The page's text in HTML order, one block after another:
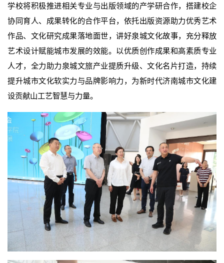
学校将积极推进相关专业与出版领域的产学研合作，搭建校企
协同育人、成果转化的合作平台，依托出版资源助力优秀艺术
作品、文化研究成果落地面世，讲好泉城文化故事，充分释放
艺术设计赋能城市发展的效能。以优质创作成果和高素质专业
人才，全力助力泉城文旅产业提质升级、文化名片打造，持续
提升城市文化软实力与品牌影响力，为新时代济南城市文化建
设贡献山工艺智慧与力量。